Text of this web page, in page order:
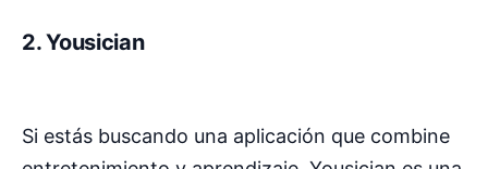
2.Yousician
Si estás buscando una aplicación que combine